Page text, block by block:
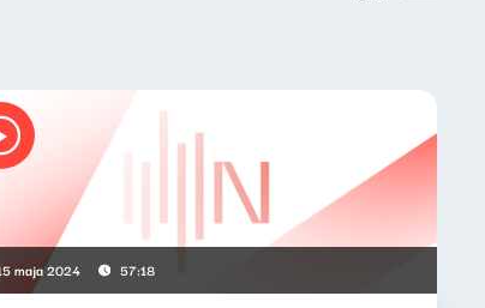
maja 2024 57:18